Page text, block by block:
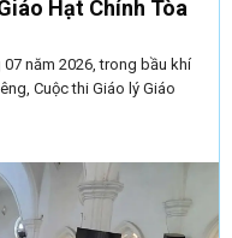
Hạt Chính Tòa
năm 2026, trong bầu khí
Cuộc thi Giáo lý Giáo